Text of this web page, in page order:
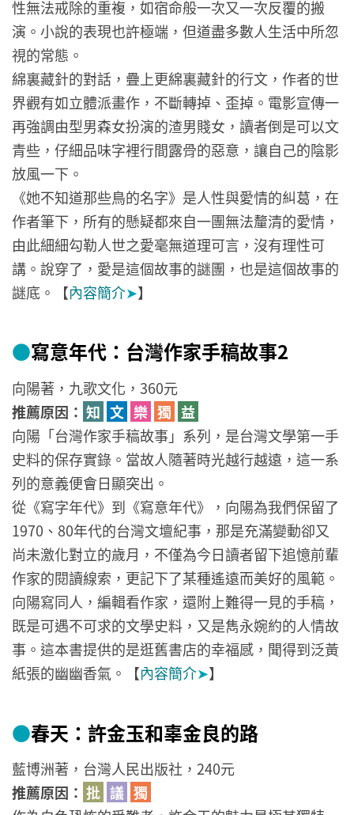
性無法戒除的重複，如宿命般一次又一次反覆的搬
演。小說的表現也許極端，但道盡多數人生活中所忽
視的常態。
綿裏藏針的對話，疊上更綿裏藏針的行文，作者的世
界觀有如立體派畫作，不斷轉掉、歪掉。電影宣傳一
再強調由型男森女扮演的渣男賤女，讀者倒是可以文
青些，仔細品味字裡行間露骨的惡意，讓自己的陰影
放風一下。
《她不知道那些鳥的名字》是人性與愛情的糾葛，在
作者筆下，所有的懸疑都來自一團無法釐清的愛情，
由此細細勾勒人世之愛毫無道理可言，沒有理性可
講。說穿了，愛是這個故事的謎團，也是這個故事的
謎底。【內容簡介➤】
●寫意年代：台灣作家手稿故事2
向陽著，九歌文化，360元
推薦原因： 知 文 樂 獨 益
向陽「台灣作家手稿故事」系列，是台灣文學第一手
史料的保存實錄。當故人隨著時光越行越遠，這一系
列的意義便會日顯突出。
從《寫字年代》到《寫意年代》，向陽為我們保留了
1970、80年代的台灣文壇紀事，那是充滿變動卻又
尚未激化對立的歲月，不僅為今日讀者留下追憶前輩
作家的閱讀線索，更記下了某種遙遠而美好的風範。
向陽寫同人，編輯看作家，還附上難得一見的手稿，
既是可遇不可求的文學史料，又是雋永婉約的人情故
事。這本書提供的是逛舊書店的幸福感，聞得到泛黃
紙張的幽幽香氣。【內容簡介➤】
●春天：許金玉和辜金良的路
藍博洲著，台灣人民出版社，240元
推薦原因： 批 議 獨